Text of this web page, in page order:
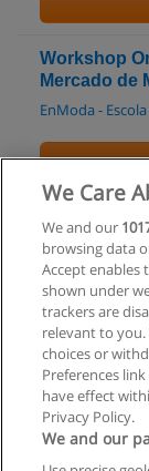
Workshop
Mercado de
EnModa -
Workshop
Consumidor
EnModa -
We Care
We and our
browsing data
Accept
shown under
trackers are
relevant to
choices or
Preferences
have effect
Privacy Policy.
We and our